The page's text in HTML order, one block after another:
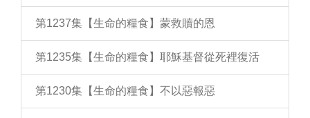
第1237集【生命的糧食】蒙救贖的恩
第1235集【生命的糧食】耶穌基督從死裡復活
第1230集【生命的糧食】不以惡報惡